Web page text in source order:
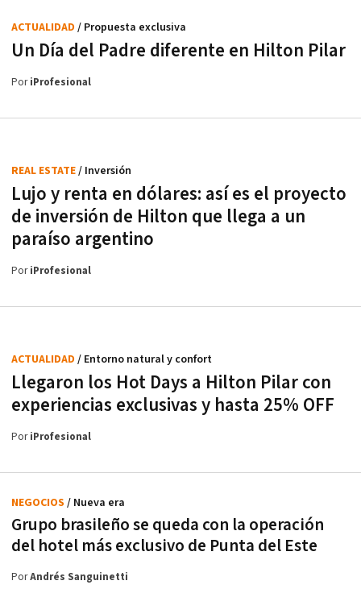
Un Día del Padre diferente en Hilton Pilar
ACTUALIDAD / Propuesta exclusiva
PoriProfesional
Lujo y renta en dólares: así es el proyecto
de inversión de Hilton que llega a un
paraíso argentino
REAL ESTATE/ Inversión
PoriProfesional
Llegaron los Hot Days a Hilton Pilar con
experiencias exclusivas y hasta 25% OFF
ACTUALIDAD / Entorno natural y confort
PoriProfesional
Grupo brasileño se queda con la operación
del hotel más exclusivo de Punta del Este
NEGOCIOS / Nueva era
PorAndrés Sanguinetti